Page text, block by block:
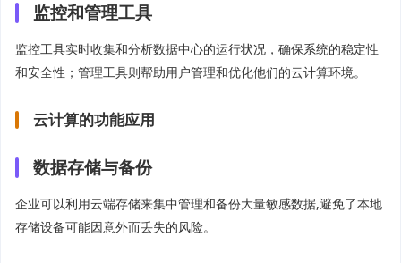
监控和管理工具
监控工具实时收集和分析数据中心的运行状况，确保系统的稳定性
和安全性；管理工具则帮助用户管理和优化他们的云计算环境。
云计算的功能应用
数据存储与备份
企业可以利用云端存储来集中管理和备份大量敏感数据,避免了本地
存储设备可能因意外而丢失的风险。